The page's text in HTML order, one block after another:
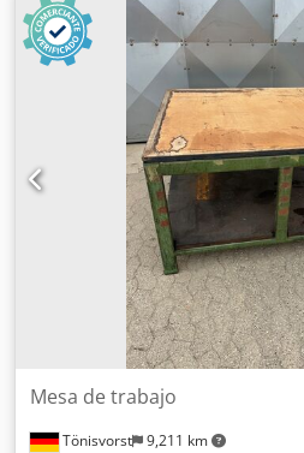
Tönisvorst 9,211 km
Mesa de trabajo